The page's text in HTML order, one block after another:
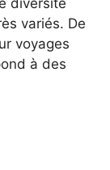
diversité
variés. De
voyages
à des